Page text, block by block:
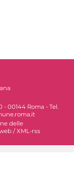
- 00144 Roma - Tel.
delle
/ XML-rss